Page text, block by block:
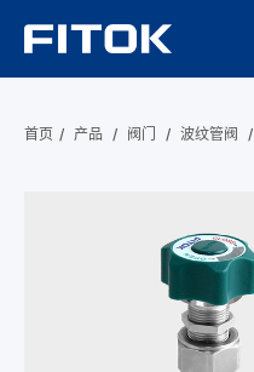
首页 / 产品 / 阀门 / 波纹管阀 /